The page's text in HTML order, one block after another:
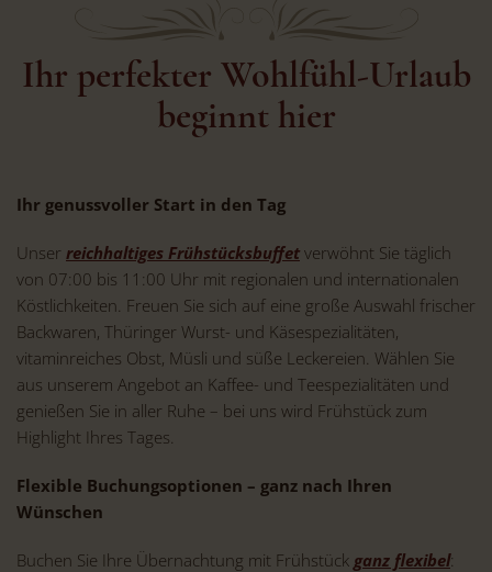
Ihr perfekter Wohlfühl-Urlaub
beginnt hier
Ihr genussvoller Start in den Tag
Unser reichhaltiges Frühstücksbuffet verwöhnt Sie täglich
von 07:00 bis 11:00 Uhr mit regionalen und internationalen
Köstlichkeiten. Freuen Sie sich auf eine große Auswahl frischer
Backwaren, Thüringer Wurst- und Käsespezialitäten,
vitaminreiches Obst, Müsli und süße Leckereien. Wählen Sie
aus unserem Angebot an Kaffee- und Teespezialitäten und
genießen Sie in aller Ruhe – bei uns wird Frühstück zum
Highlight Ihres Tages.
Flexible Buchungsoptionen – ganz nach Ihren
Wünschen
Buchen Sie Ihre Übernachtung mit Frühstück ganz flexibel: